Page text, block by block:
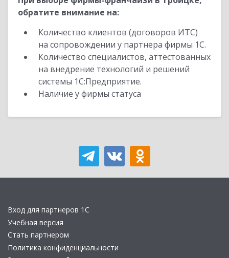
обратите внимание на:
Количество клиентов (договоров ИТС)
на сопровождении у партнера фирмы 1С.
Количество специалистов, аттестованных
на внедрение технологий и решений
системы 1С:Предприятие.
Наличие у фирмы статуса
Вход для партнеров 1С
Учебная версия
Стать партнером
Политика конфиденциальности